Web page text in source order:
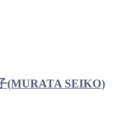
(MURATA SEIKO)